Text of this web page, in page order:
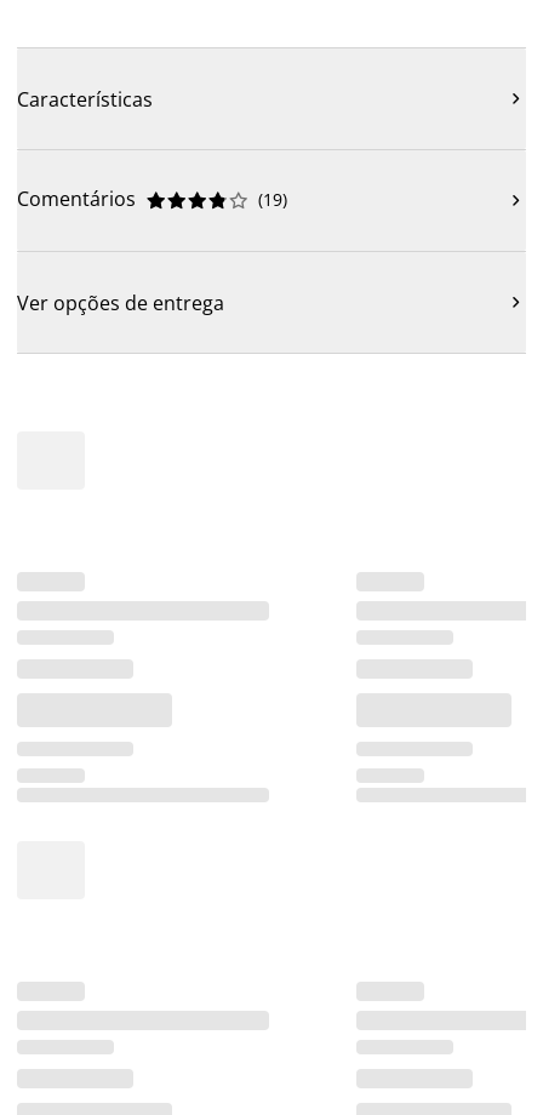
Características 
Comentários 




 (19) 
Ver opções de entrega 